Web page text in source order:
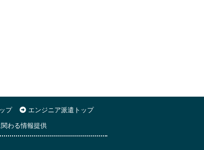
プ
エンジニア派遣トップ
わる情報提供